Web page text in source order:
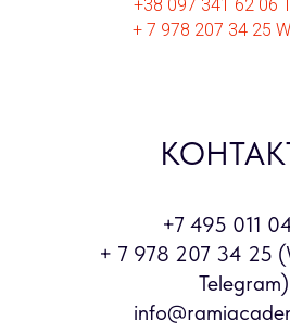
+38 097 341 62 06
+ 7 978 207 34 25
+7 495 011
+ 7 978 207 34 25
Telegram)